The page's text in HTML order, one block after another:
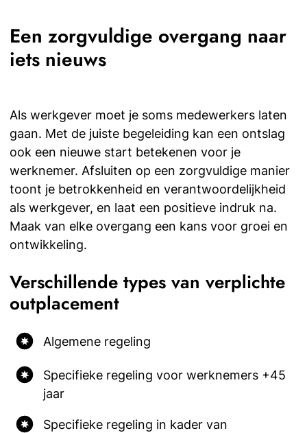
Een zorgvuldige overgang naar
iets nieuws
Als werkgever moet je soms medewerkers laten
gaan. Met de juiste begeleiding kan een ontslag
ook een nieuwe start betekenen voor je
werknemer. Afsluiten op een zorgvuldige manier
toont je betrokkenheid en verantwoordelijkheid
als werkgever, en laat een positieve indruk na.
Maak van elke overgang een kans voor groei en
ontwikkeling.
Verschillende types van verplichte
outplacement
Algemene regeling
Specifieke regeling voor werknemers +45
jaar
Specifieke regeling in kader van